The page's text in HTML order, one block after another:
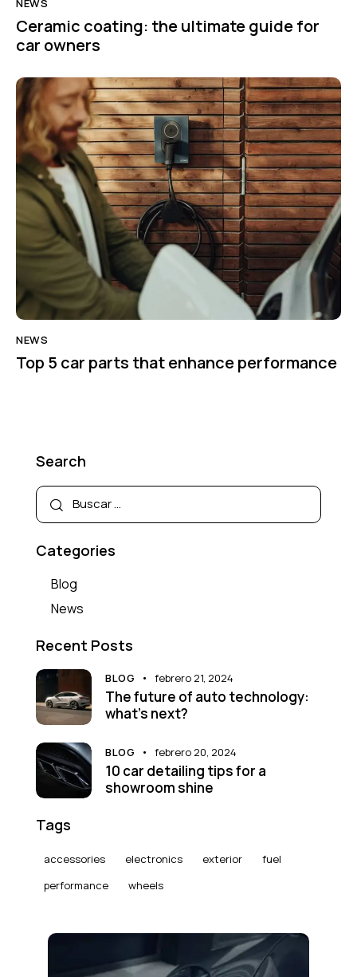
NEWS
Ceramic coating: the ultimate guide for
car owners
NEWS
Top 5 car parts that enhance performance
Search
Categories
Blog
News
Recent Posts
BLOG febrero 21, 2024
The future of auto technology:
what’s next?
BLOG febrero 20, 2024
10 car detailing tips for a
showroom shine
Tags
accessories electronics exterior
fuel
performance
wheels